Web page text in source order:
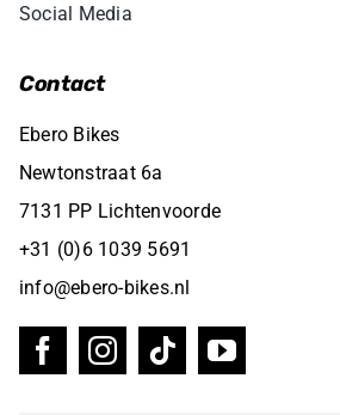
Social Media
Contact
Ebero Bikes
Newtonstraat 6a
7131 PP Lichtenvoorde
+31 (0)6 1039 5691
info@ebero-bikes.nl